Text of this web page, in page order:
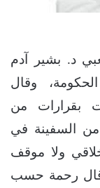
د. بشير آدم
وقال
بقرارات من
السفينة في
ولا موقف
وقال رحمة حسب